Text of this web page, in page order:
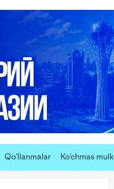
Qo‘llanmalar Ko‘chmas mulk